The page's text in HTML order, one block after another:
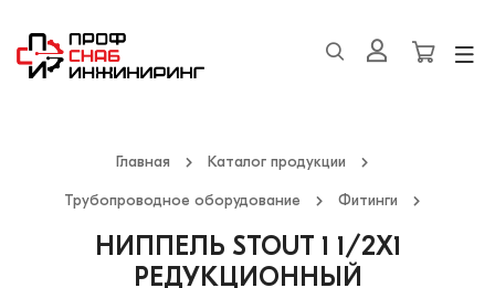
Главная Каталог продукции
Трубопроводное оборудование Фитинги
НИППЕЛЬ STOUT 1 1/2Х1
РЕДУКЦИОННЫЙ